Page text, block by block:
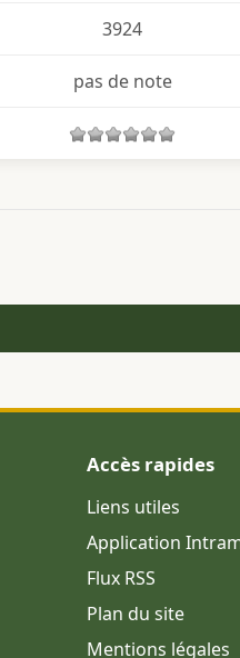
3924
pas de note
Accès rapides
Liens utiles
Application
Flux RSS
Plan du site
Mentions légales